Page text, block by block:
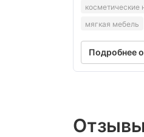
косметические
мягкая мебель
Подробнее
Отзывы